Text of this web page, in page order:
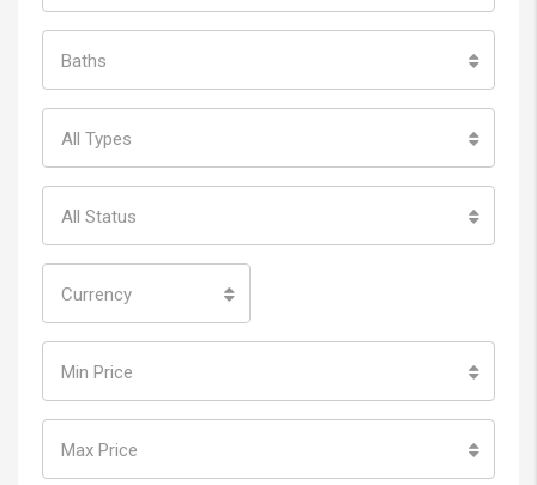
Baths
All Types
All Status
Currency
Min Price
Max Price